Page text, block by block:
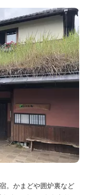
。かまどや囲炉裏など